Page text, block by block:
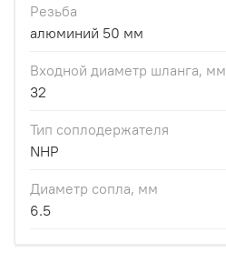
Резьба
алюминий 50 мм
Входной диаметр шланга, мм
32
Тип соплодержателя
NHP
Диаметр сопла, мм
6.5